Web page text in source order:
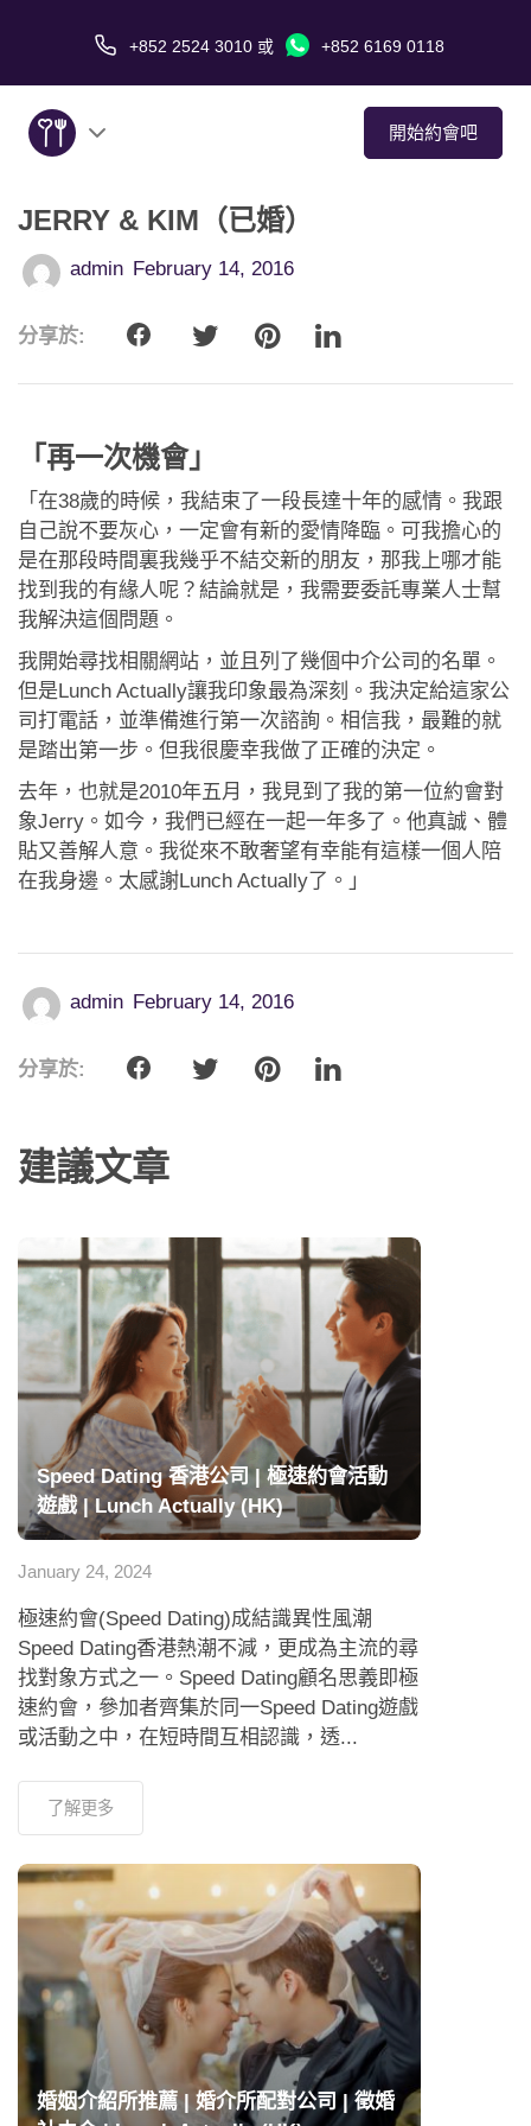
+852 2524 3010 或 +852 6169 0118
開始約會吧
關於我們
服務
愛情故事
約會技巧
應用程式
聯絡我們
JERRY & KIM（已婚）
admin February 14, 2016
分享於:
「再一次機會」
「在38歲的時候，我結束了一段長達十年的感情。我跟
自己說不要灰心，一定會有新的愛情降臨。可我擔心的
是在那段時間裏我幾乎不結交新的朋友，那我上哪才能
找到我的有緣人呢？結論就是，我需要委託專業人士幫
我解決這個問題。
我開始尋找相關網站，並且列了幾個中介公司的名單。
但是Lunch Actually讓我印象最為深刻。我決定給這家公
司打電話，並準備進行第一次諮詢。相信我，最難的就
是踏出第一步。但我很慶幸我做了正確的決定。
去年，也就是2010年五月，我見到了我的第一位約會對
象Jerry。如今，我們已經在一起一年多了。他真誠、體
貼又善解人意。我從來不敢奢望有幸能有這樣一個人陪
在我身邊。太感謝Lunch Actually了。」
admin February 14, 2016
分享於:
建議文章
Speed Dating 香港公司 | 極速約會活動
遊戲 | Lunch Actually (HK)
January 24, 2024
極速約會(Speed Dating)成結識異性風潮
Speed Dating香港熱潮不減，更成為主流的尋
找對象方式之一。Speed Dating顧名思義即極
速約會，參加者齊集於同一Speed Dating遊戲
或活動之中，在短時間互相認識，透...
了解更多
婚姻介紹所推薦 | 婚介所配對公司 | 徵婚